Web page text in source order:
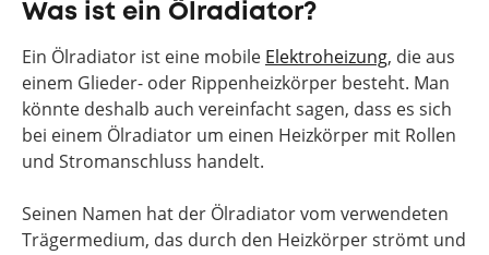
Was ist ein Ölradiator?
Ein Ölradiator ist eine mobile Elektroheizung, die aus
einem Glieder- oder Rippenheizkörper besteht. Man
könnte deshalb auch vereinfacht sagen, dass es sich
bei einem Ölradiator um einen Heizkörper mit Rollen
und Stromanschluss handelt.
Seinen Namen hat der Ölradiator vom verwendeten
Trägermedium, das durch den Heizkörper strömt und